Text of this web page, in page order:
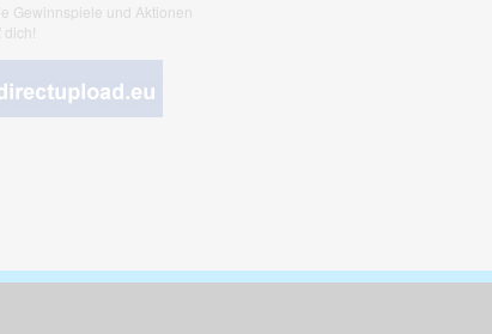
Gewinnspiele und Aktionen
dich!